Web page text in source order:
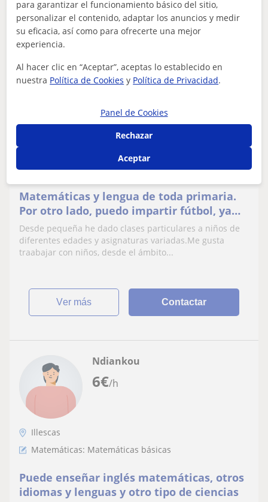
ver más Contactar
Lucía
Matemáticas: Matemáticas básicas
Matemáticas y lengua de toda primaria.
Por otro lado, puedo impartir fútbol, ya
que soy jugadora federada
Desde pequeña he dado clases particulares a niños de
diferentes edades y asignaturas variadas.Me gusta
traabajar con niños, desde el ámbito...
ver más Contactar
6€/h
Ndiankou
Illescas
Matemáticas: Matemáticas básicas
Puede enseñar inglés matemáticas, otros
idiomas y lenguas y otro tipo de ciencias
para garantizar el funcionamiento básico del sitio,
personalizar el contenido, adaptar los anuncios y medir
su eficacia, así como para ofrecerte una mejor
experiencia.
Al hacer clic en “Aceptar”, aceptas lo establecido en
nuestra Política de Cookies y Política de Privacidad.
Panel de Cookies
Rechazar
Aceptar